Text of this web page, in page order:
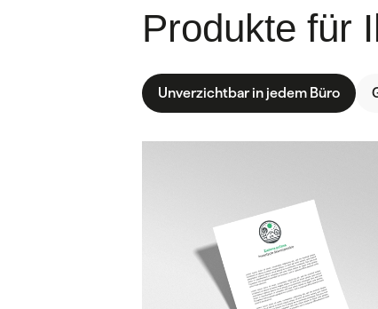
Produkte für
Unverzichtbar in jedem Büro